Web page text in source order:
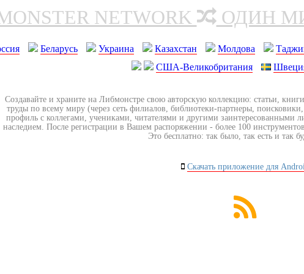
NETWORK ОДИН
Беларусь Украина Казахстан Молдова
США-Великобритания
Создавайте и храните на Либмонстре свою авторскую коллекцию: статьи,
труды по всему миру (через сеть филиалов, библиотеки-партнеры,
профиль с коллегами, учениками, читателями и другими заинтересованными
наследием. После регистрации в Вашем распоряжении - более 100
Это бесплатно: так было, так есть и так
Скачать приложение для